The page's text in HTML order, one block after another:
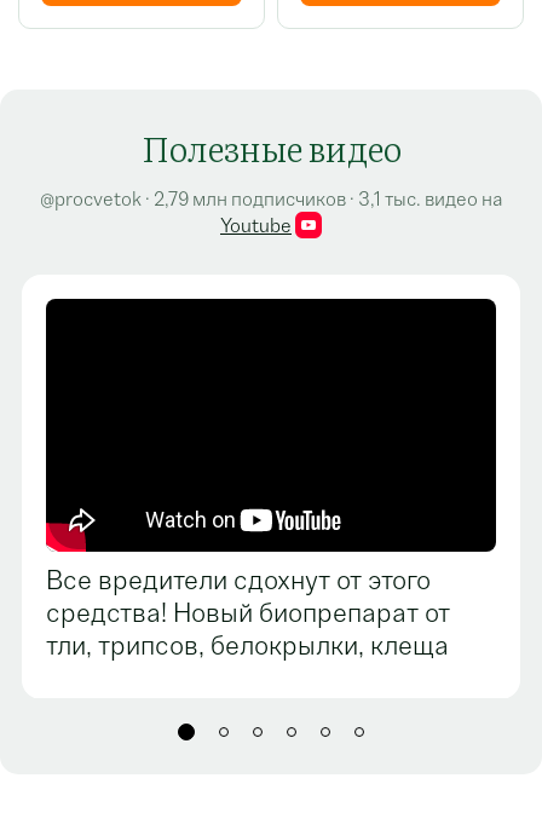
Полезные видео
@procvetok · 2,79 млн подписчиков · 3,1 тыс. видео на
Youtube
Все вредители сдохнут от этого
средства! Новый биопрепарат от
тли, трипсов, белокрылки, клеща